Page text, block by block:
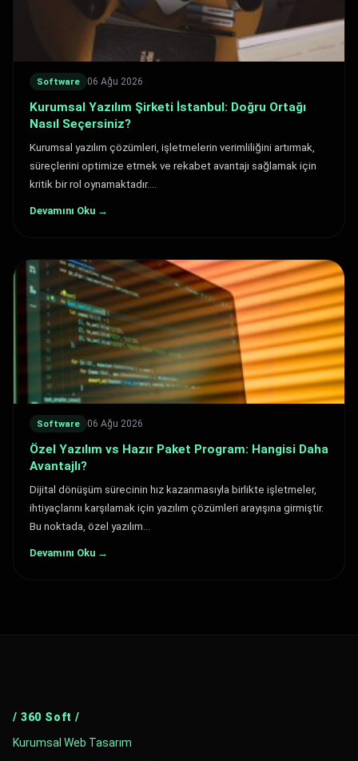
Software 06 Ağu 2026
Kurumsal Yazılım Şirketi İstanbul: Doğru Ortağı
Nasıl Seçersiniz?
Kurumsal yazılım çözümleri, işletmelerin verimliliğini artırmak,
süreçlerini optimize etmek ve rekabet avantajı sağlamak için
kritik bir rol oynamaktadır.…
Devamını Oku →
Software 06 Ağu 2026
Özel Yazılım vs Hazır Paket Program: Hangisi Daha
Avantajlı?
Dijital dönüşüm sürecinin hız kazanmasıyla birlikte işletmeler,
ihtiyaçlarını karşılamak için yazılım çözümleri arayışına girmiştir.
Bu noktada, özel yazılım…
Devamını Oku →
/ 360 Soft /
Kurumsal Web Tasarım